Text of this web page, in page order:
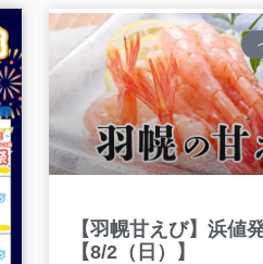
【羽幌甘えび】浜値
【8/2（日）】